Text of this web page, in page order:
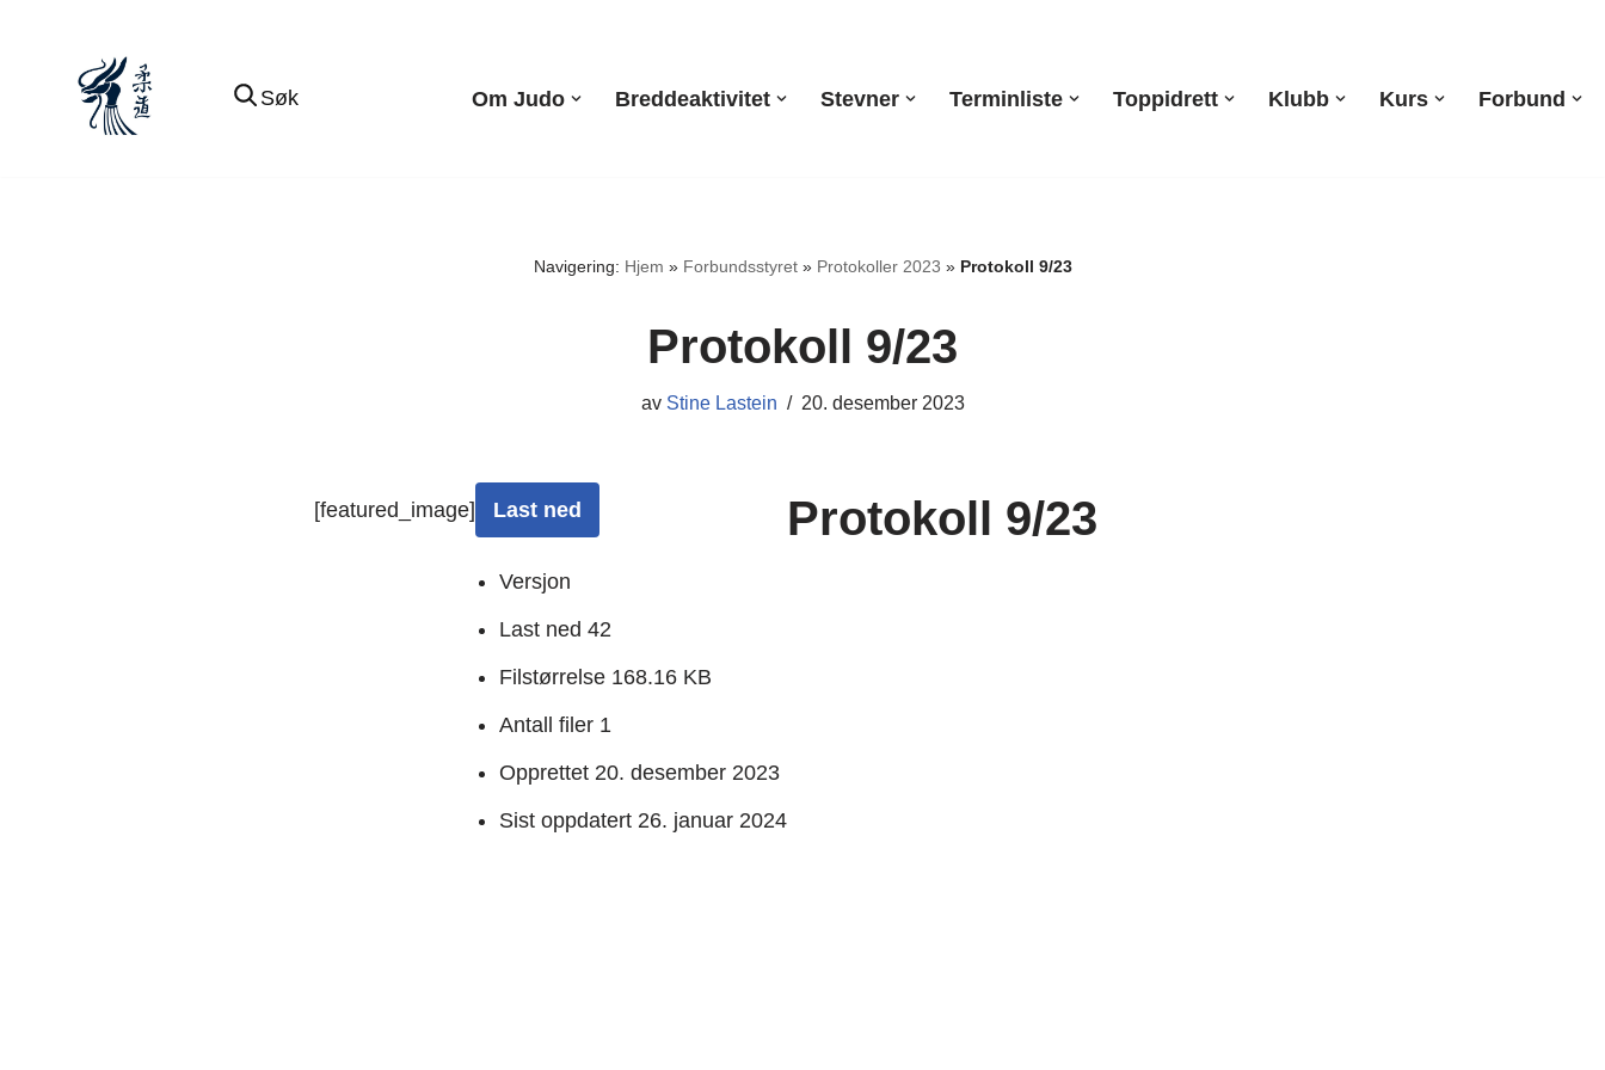
innholdet
Søk Om Judo Breddeaktivitet Stevner Terminliste Toppidrett Klubb Kurs Forbund
Navigering: Hjem » Forbundsstyret» Protokoller 2023 » Protokoll 9/23
Protokoll 9/23
av Stine Lastein 20. desember 2023
[featured_image] Last ned
Versjon
Last ned 42
Filstørrelse 168.16 KB
Antall filer 1
Opprettet 20. desember 2023
Sist oppdatert 26. januar 2024
Protokoll 9/23